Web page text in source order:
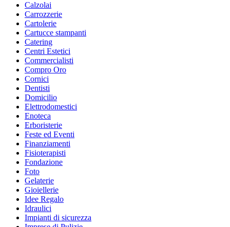
Calzolai
Carrozzerie
Cartolerie
Cartucce stampanti
Catering
Centri Estetici
Commercialisti
Compro Oro
Cornici
Dentisti
Domicilio
Elettrodomestici
Enoteca
Erboristerie
Feste ed Eventi
Finanziamenti
Fisioterapisti
Fondazione
Foto
Gelaterie
Gioiellerie
Idee Regalo
Idraulici
Impianti di sicurezza